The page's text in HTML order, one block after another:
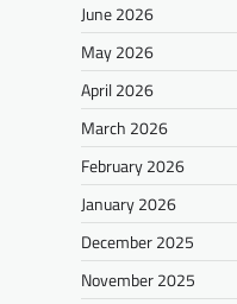
June 2026
May 2026
April 2026
March 2026
February 2026
January 2026
December 2025
November 2025